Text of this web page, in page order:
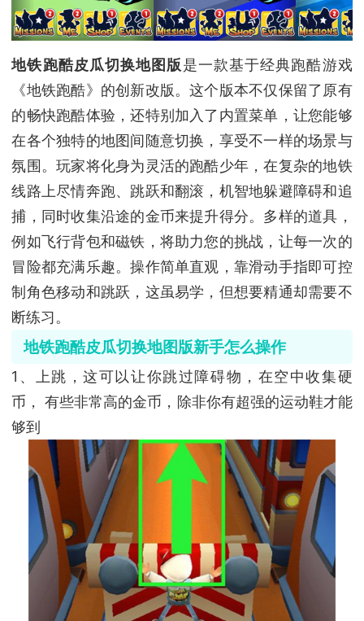
地铁跑酷皮瓜切换地图版是一款基于经典跑酷游戏
《地铁跑酷》的创新改版。这个版本不仅保留了原有
的畅快跑酷体验，还特别加入了内置菜单，让您能够
在各个独特的地图间随意切换，享受不一样的场景与
氛围。玩家将化身为灵活的跑酷少年，在复杂的地铁
线路上尽情奔跑、跳跃和翻滚，机智地躲避障碍和追
捕，同时收集沿途的金币来提升得分。多样的道具，
例如飞行背包和磁铁，将助力您的挑战，让每一次的
冒险都充满乐趣。操作简单直观，靠滑动手指即可控
制角色移动和跳跃，这虽易学，但想要精通却需要不
断练习。
地铁跑酷皮瓜切换地图版新手怎么操作
1、上跳，这可以让你跳过障碍物，在空中收集硬
币， 有些非常高的金币，除非你有超强的运动鞋才能
够到